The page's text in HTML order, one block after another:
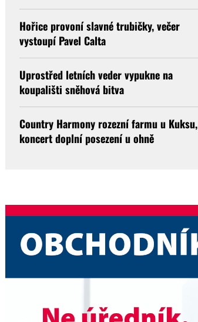
Hořice provoní slavné trubičky, večer
vystoupí Pavel Calta
Uprostřed letních veder vypukne na
koupališti sněhová bitva
Country Harmony rozezní farmu u Kuksu,
koncert doplní posezení u ohně